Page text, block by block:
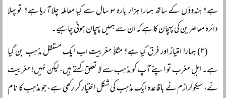
ہے؟ ہندوؤں کے ساتھ ہمارا ہزار بارہ سو سال سے کیا معاملہ چلا آ رہا ہے؟ تو پہلا
دائرہ معاصرین کی پہچان کا ہے کہ ان سے ہمیں پہچان ہونی چاہیے۔
(۳) ہمارا امتیاز اور فرق کیا ہے؟ مثلاً مغربیت اب ایک مستقل مذہب بن گیا
ہے۔ اہلِ مغرب تو اپنے آپ کو مذہب سے لا تعلق کہتے ہیں، لیکن نہیں! مغربیت
نے، سیکولرازم نے باقاعدہ ایک مذہب کی شکل اختیار کر رکھی ہے، جو مذہب کا نام